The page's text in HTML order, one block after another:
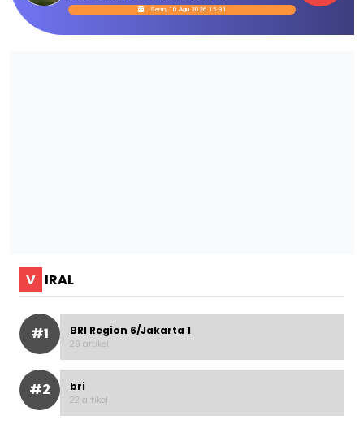
Senin, 10 Agu 2026 15:31
V IRAL
#1 BRI Region 6/Jakarta 1
29 artikel
#2 bri
22 artikel